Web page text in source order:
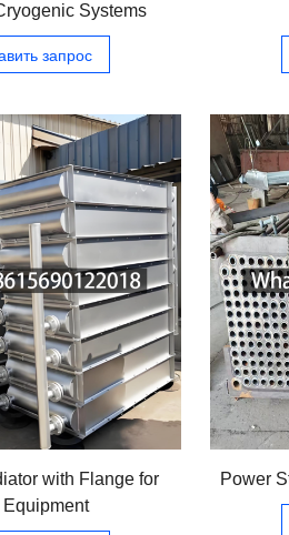
Systems
запрос
with Flange for
Equipment
Power